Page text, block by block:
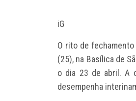
iG
O rito de
(25), na Basílica de
o dia 23 de abril. A
desempenha